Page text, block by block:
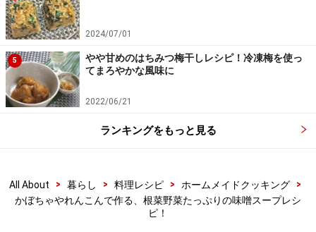
5
水を加え蓋をして柔らかくなるまで煮る
水とコンソメの素を加えます。蓋をして弱火でコトコ
ト、野菜が柔らかくなるまで煮ます。
2024/07/01
5
やや甘めのはちみつ梅干しレシピ！冷凍梅を使っ
てまろやかな風味に
2022/06/21
ランキングをもっと見る
All About > 暮らし > 料理レシピ > ホームメイドクッキング
>
かぼちゃやれんこんで作る、根菜野菜たっぷりの味噌スープレシ
ピ！